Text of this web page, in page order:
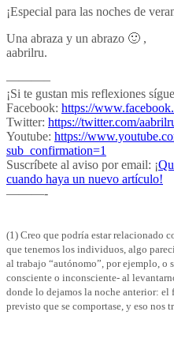
¡Especial para las noches de
Una abraza y un abrazo 🙂 ,
aabrilru.
———–
¡Si te gustan mis reflexiones
Facebook: https://
Twitter: https://twitter.com/
Youtube: https://
sub_confirmation=1
Suscríbete al aviso por email: ¡
cuando haya un nuevo artículo!
———-
(1) Creo que podría estar relacionado
que tenemos los individuos, algo
al trabajo “autónomo”, por ejemplo, o
consciente o inconsciente- al
donde lo dejamos la noche anterior: el
previsto que se comportase, y eso nos